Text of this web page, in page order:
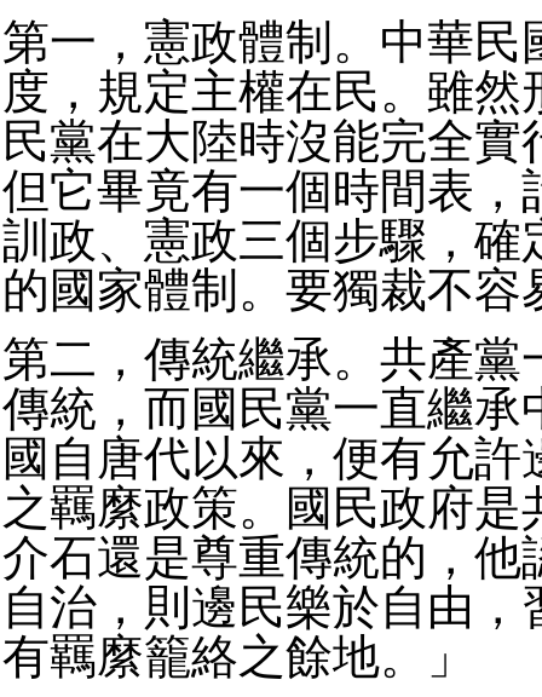
第一，憲政體制。中華民
度，規定主權在民。雖然
民黨在大陸時沒能完全實
但它畢竟有一個時間表，
訓政、憲政三個步驟，確
的國家體制。要獨裁不容
第二，傳統繼承。共產黨
傳統，而國民黨一直繼承
國自唐代以來，便有允許
之羈縻政策。國民政府是
介石還是尊重傳統的，他
自治，則邊民樂於自由，
有羈縻籠絡之餘地。」